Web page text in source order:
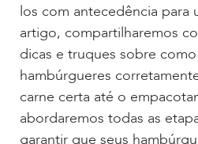
los com antecedência para
artigo, compartilharemos
dicas e truques sobre
hambúrgueres
carne certa até o
abordaremos todas as
garantir que seus